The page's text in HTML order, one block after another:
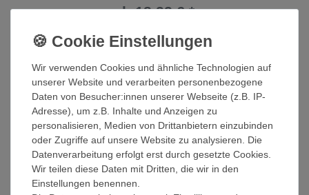
ab 18,22 € *
Artikel anzeigen
zzgl.
Versandkosten
Wir verwenden Cookies und ähnliche Technologien auf
unserer Website und verarbeiten personenbezogene
Daten von Besucher:innen unserer Webseite (z.B. IP-
Adresse), um z.B. Inhalte und Anzeigen zu
personalisieren, Medien von Drittanbietern einzubinden
oder Zugriffe auf unsere Website zu analysieren. Die
Datenverarbeitung erfolgt erst durch gesetzte Cookies.
Wir teilen diese Daten mit Dritten, die wir in den
Einstellungen benennen.